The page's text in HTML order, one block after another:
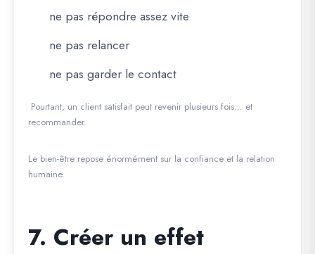
ne pas répondre assez vite
ne pas relancer
ne pas garder le contact
Pourtant, un client satisfait peut revenir plusieurs fois… et
recommander.
Le bien-être repose énormément sur la confiance et la relation
humaine.
7. Créer un effet